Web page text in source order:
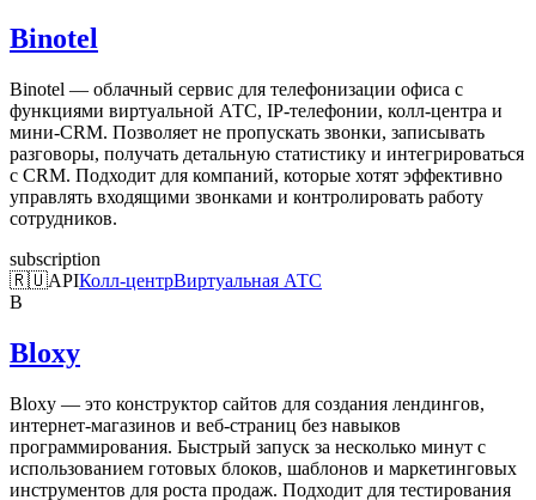
Binotel
Binotel — облачный сервис для телефонизации офиса с
функциями виртуальной АТС, IP-телефонии, колл-центра и
мини-CRM. Позволяет не пропускать звонки, записывать
разговоры, получать детальную статистику и интегрироваться
с CRM. Подходит для компаний, которые хотят эффективно
управлять входящими звонками и контролировать работу
сотрудников.
subscription
🇷🇺APIКолл-центрВиртуальная АТС
B
Bloxy
Bloxy — это конструктор сайтов для создания лендингов,
интернет-магазинов и веб-страниц без навыков
программирования. Быстрый запуск за несколько минут с
использованием готовых блоков, шаблонов и маркетинговых
инструментов для роста продаж. Подходит для тестирования